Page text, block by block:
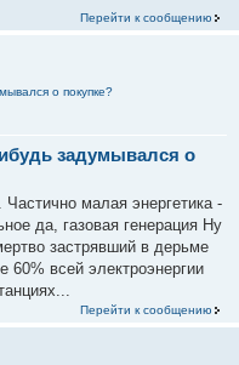
Перейти к сообщению
о покупке?
задумывался о
малая энергетика -
да, газовая генерация Ну
застрявший в дерьме
всей электроэнергии
Перейти к сообщению